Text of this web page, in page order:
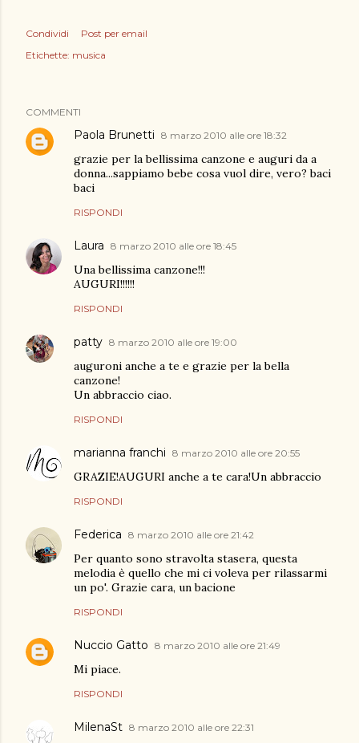
Condividi
Post per email
Etichette: musica
COMMENTI
Paola Brunetti 8 marzo 2010 alle ore 18:32
grazie per la bellissima canzone e auguri da a
donna...sappiamo bebe cosa vuol dire, vero? baci
baci
RISPONDI
Laura 8 marzo 2010 alle ore 18:45
Una bellissima canzone!!!
AUGURI!!!!!!
RISPONDI
patty 8 marzo 2010 alle ore 19:00
auguroni anche a te e grazie per la bella
canzone!
Un abbraccio ciao.
RISPONDI
marianna franchi 8 marzo 2010 alle ore 20:55
GRAZIE!AUGURI anche a te cara!Un abbraccio
RISPONDI
Federica 8 marzo 2010 alle ore 21:42
Per quanto sono stravolta stasera, questa
melodia è quello che mi ci voleva per rilassarmi
un po'. Grazie cara, un bacione
RISPONDI
Nuccio Gatto 8 marzo 2010 alle ore 21:49
Mi piace.
RISPONDI
MilenaSt 8 marzo 2010 alle ore 22:31